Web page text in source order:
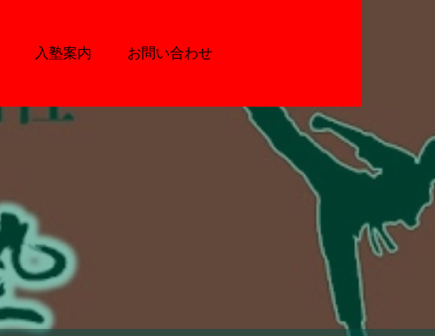
入塾案内 お問い合わせ